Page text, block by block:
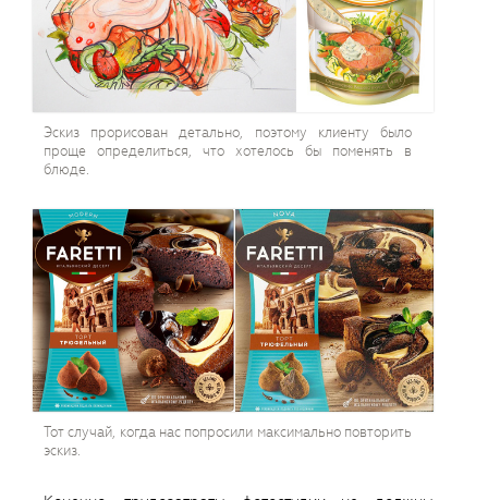
Эскиз прорисован детально, поэтому клиенту было
проще определиться, что хотелось бы поменять в
блюде.
Тот случай, когда нас попросили максимально повторить
эскиз.